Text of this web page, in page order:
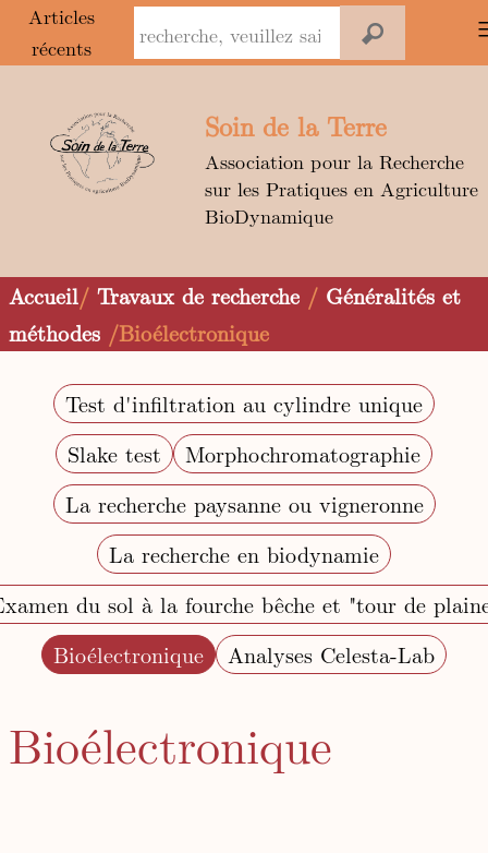
Aller
contenu
Soin de la Terre
Association pour la Recherche
sur les Pratiques en Agriculture
BioDynamique
Articles
récents
Accueil/ Travaux de recherche / Généralités et
méthodes /Bioélectronique
Test d'infiltration au cylindre unique
Slake test
Morphochromatographie
La recherche paysanne ou vigneronne
La recherche en biodynamie
du sol à la fourche bêche et "tour de
Bioélectronique
Analyses Celesta-Lab
Bioélectronique
Panneau de gestion des cookies